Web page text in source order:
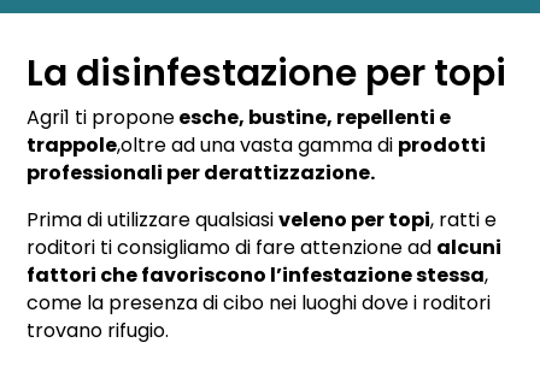
La disinfestazione per topi
Agri1 ti proponeesche, bustine, repellenti e
trappole,oltre ad una vasta gamma di prodotti
professionali per derattizzazione.
Prima di utilizzare qualsiasiveleno per topi, ratti e
roditori ti consigliamo di fare attenzione ad alcuni
fattori che favoriscono l’infestazione stessa,
come la presenza di cibo nei luoghi dove i roditori
trovano rifugio.